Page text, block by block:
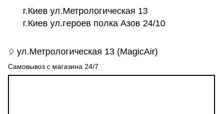
г.Киев ул.Метрологическая 13
г.Киев ул.героев полка Азов 24/10
🎈 ул.Метрологическая 13 (MagicAir)
Самовывоз с магазина 24/7